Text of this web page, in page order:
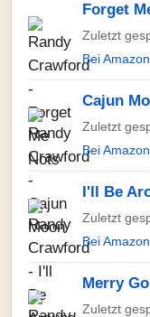
Forget
Zuletzt
Bei
Cajun
Zuletzt
Bei
I'll Be
Zuletzt
Bei
Merry
Zuletzt